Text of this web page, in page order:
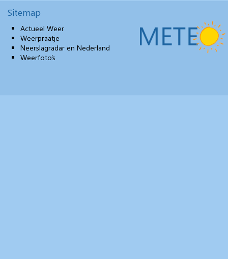
Sitemap
Actueel Weer
Weerpraatje
Neerslagradar en Nederland
Weerfoto’s